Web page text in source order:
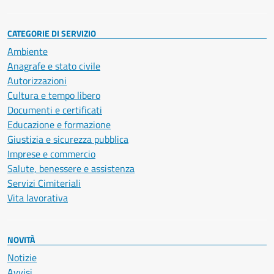
CATEGORIE DI SERVIZIO
Ambiente
Anagrafe e stato civile
Autorizzazioni
Cultura e tempo libero
Documenti e certificati
Educazione e formazione
Giustizia e sicurezza pubblica
Imprese e commercio
Salute, benessere e assistenza
Servizi Cimiteriali
Vita lavorativa
NOVITÀ
Notizie